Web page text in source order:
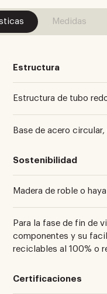
Medidas
Estructura
Estructura de tubo
Base de acero
Sostenibilidad
Madera de roble o
Para la fase de fin de
componentes y su
reciclables al 100% o
Certificaciones